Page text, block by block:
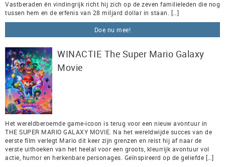
Vastberaden én vindingrijk richt hij zich op de zeven familieleden die nog
tussen hem en de erfenis van 28 miljard dollar in staan. […]
Doe nu mee!
WINACTIE The Super Mario Galaxy
Movie
Het wereldberoemde game-icoon is terug voor een nieuw avontuur in
THE SUPER MARIO GALAXY MOVIE. Na het wereldwijde succes van de
eerste film verlegt Mario dit keer zijn grenzen en reist hij af naar de
verste uithoeken van het heelal voor een groots, kleurrijk avontuur vol
actie, humor en herkenbare personages. Geïnspireerd op de geliefde […]